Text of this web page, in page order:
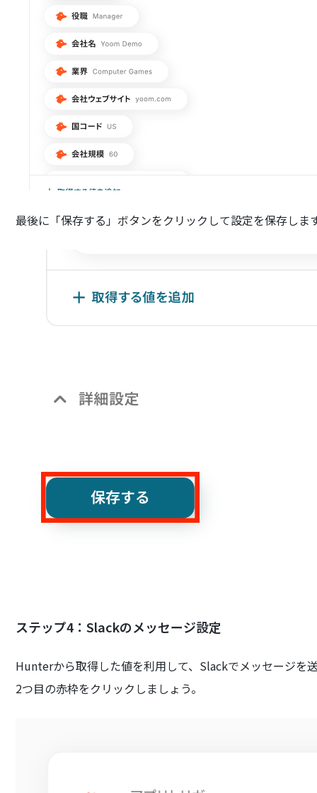
最後に「保存する」ボタンをクリックして設定を保存しま
ステップ4：Slackのメッセージ設定
Hunterから取得した値を利用して、Slackでメッセージを
2つ目の赤枠をクリックしましょう。